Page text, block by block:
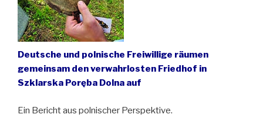
Deutsche und polnische Freiwillige räumen
gemeinsam den verwahrlosten Friedhof in
Szklarska Poręba Dolna auf
Ein Bericht aus polnischer Perspektive.